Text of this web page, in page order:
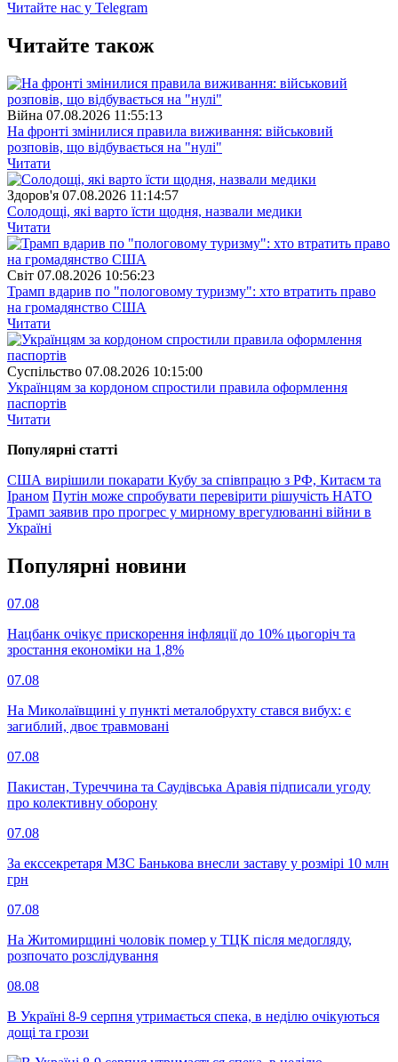
Читайте нас у Telegram
Читайте також
Війна 07.08.2026 11:55:13
На фронті змінилися правила виживання: військовий
розповів, що відбувається на "нулі"
Читати
Здоров'я 07.08.2026 11:14:57
Солодощі, які варто їсти щодня, назвали медики
Читати
Свiт 07.08.2026 10:56:23
Трамп вдарив по "пологовому туризму": хто втратить право
на громадянство США
Читати
Суспiльство 07.08.2026 10:15:00
Українцям за кордоном спростили правила оформлення
паспортів
Читати
Популярнi статтi
США вирішили покарати Кубу за співпрацю з РФ, Китаєм та
Іраном Путін може спробувати перевірити рішучість НАТО
Трамп заявив про прогрес у мирному врегулюванні війни в
Україні
Популярнi новини
07.08
Нацбанк очікує прискорення інфляції до 10% цьогоріч та
зростання економіки на 1,8%
07.08
На Миколаївщині у пункті металобрухту стався вибух: є
загиблий, двоє травмовані
07.08
Пакистан, Туреччина та Саудівська Аравія підписали угоду
про колективну оборону
07.08
За екссекретаря МЗС Банькова внесли заставу у розмірі 10 млн
грн
07.08
На Житомирщині чоловік помер у ТЦК після медогляду,
розпочато розслідування
08.08
В Україні 8-9 серпня утримається спека, в неділю очікуються
дощі та грози